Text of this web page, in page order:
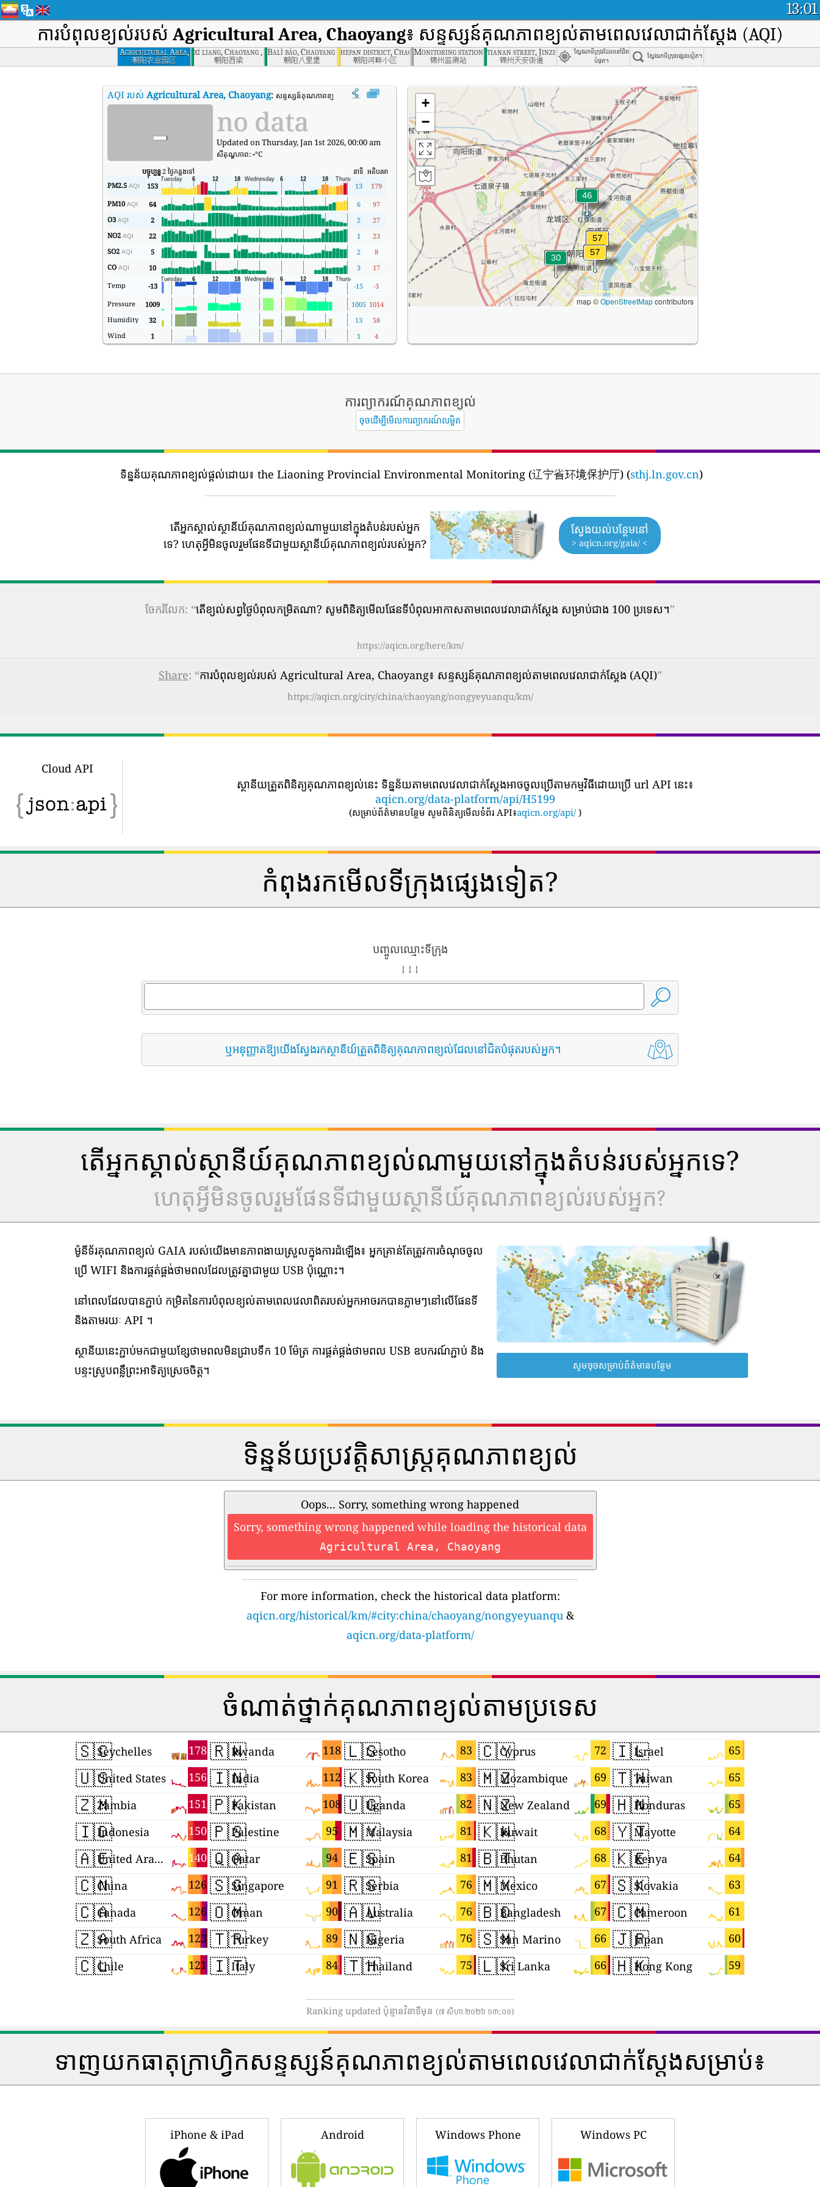
13:01
ការបំពុលខ្យល់របស់ Agricultural Area, Chaoyang៖ សន្ទស្សន៍គុណភាពខ្យល់តាមពេលវេលាជាក់ស្តែង (AQI)
Agricultural Area,
Chaoyang
朝阳农业园区
xī liang, Chaoyang , Chaoyang
朝阳西梁
Balǐ bǎo, Chaoyang , Chaoyang
朝阳八里堡
hepan district, Chaoyang , Chaoyang
朝阳河畔小区
Monitoring station, Jinzhou
锦州监测站
tianan street, Jinzhou , Jinzhou
锦州天安街道
ស្វែងរកទីក្រុងដែលនៅជិត
បំផុត។
ស្វែងរកទីក្រុងផ្សេងទៀត។
AQI របស់ Agricultural Area, Chaoyang: សន្ទស្សន៍គុណភាពខ្យល់តាមពេលវេលាពិតរបស់ Agricultural Area, Chaoyang (AQI)។
- no data
Updated on Thursday, Jan 1st 2026, 00:00 am
សីតុណ្ហភាព:-°C
បច្ចុប្បន្ន2 ថ្ងៃកន្លងទៅ នាទី អតិបរមា
PM2.5 AQI 153 13
179
PM10 AQI 64 6
97
O3 AQI 2 2
27
NO2 AQI 22 1
23
SO2 AQI 5 2
8
CO AQI 10 3
17
Temp
-13 -15
-3
Pressure
1009 1005 1014
Humidity
32 13
58
Wind
1 1 4
+
−
map ©OpenStreetMapcontributors
ការព្យាករណ៍គុណភាពខ្យល់
ចុចដើម្បីមើលការព្យាករណ៍លម្អិត
ទិន្នន័យគុណភាពខ្យល់ផ្តល់ដោយ៖ the Liaoning Provincial Environmental Monitoring (辽宁省环境保护厅) (sthj.ln.gov.cn)
តើអ្នកស្គាល់ស្ថានីយ៍គុណភាពខ្យល់ណាមួយនៅក្នុងតំបន់របស់អ្នក
ទេ? ហេតុអ្វីមិនចូលរួមផែនទីជាមួយស្ថានីយ៍គុណភាពខ្យល់របស់អ្នក?
ស្វែងយល់បន្ថែមនៅ
> aqicn.org/gaia/ <
ចែករំលែក: “តើ​ខ្យល់​សព្វថ្ងៃ​បំពុល​កម្រិត​ណា? សូមពិនិត្យមើលផែនទីបំពុលអាកាសតាមពេលវេលាជាក់ស្តែង សម្រាប់ជាង 100 ប្រទេស។”
https://aqicn.org/here/km/
Share: “ការបំពុលខ្យល់របស់ Agricultural Area, Chaoyang៖ សន្ទស្សន៍គុណភាពខ្យល់តាមពេលវេលាជាក់ស្តែង (AQI)”
https://aqicn.org/city/china/chaoyang/nongyeyuanqu/km/
Cloud API
ស្ថានីយត្រួតពិនិត្យគុណភាពខ្យល់នេះ ទិន្នន័យតាមពេលវេលាជាក់ស្តែងអាចចូលប្រើតាមកម្មវិធីដោយប្រើ url API នេះ៖
aqicn.org/data-platform/api/H5199
(សម្រាប់ព័ត៌មានបន្ថែម សូមពិនិត្យមើលទំព័រ API៖aqicn.org/api/ )
កំពុងរកមើលទីក្រុងផ្សេងទៀត?
បញ្ចូលឈ្មោះទីក្រុង
↓ ↓ ↓
ឬអនុញ្ញាតឱ្យយើងស្វែងរកស្ថានីយ៍ត្រួតពិនិត្យគុណភាពខ្យល់ដែលនៅជិតបំផុតរបស់អ្នក។
តើអ្នកស្គាល់ស្ថានីយ៍គុណភាពខ្យល់ណាមួយនៅក្នុងតំបន់របស់អ្នកទេ?
ហេតុអ្វីមិនចូលរួមផែនទីជាមួយស្ថានីយ៍គុណភាពខ្យល់របស់អ្នក?
ម៉ូនីទ័រគុណភាពខ្យល់ GAIA របស់យើងមានភាពងាយស្រួលក្នុងការដំឡើង៖ អ្នកគ្រាន់តែត្រូវការចំណុចចូល
ប្រើ WIFI និងការផ្គត់ផ្គង់ថាមពលដែលត្រូវគ្នាជាមួយ USB ប៉ុណ្ណោះ។
នៅពេលដែលបានភ្ជាប់ កម្រិតនៃការបំពុលខ្យល់តាមពេលវេលាពិតរបស់អ្នកអាចរកបានភ្លាមៗនៅលើផែនទី
និងតាមរយៈ API ។
ស្ថានីយនេះភ្ជាប់មកជាមួយខ្សែថាមពលមិនជ្រាបទឹក 10 ម៉ែត្រ ការផ្គត់ផ្គង់ថាមពល USB ឧបករណ៍ភ្ជាប់ និង
បន្ទះស្រូបពន្លឺព្រះអាទិត្យស្រេចចិត្ត។
សូមចុចសម្រាប់ព័ត៌មានបន្ថែម
ទិន្នន័យប្រវត្តិសាស្រ្តគុណភាពខ្យល់
Oops... Sorry, something wrong happened
Sorry, something wrong happened while loading the historical data
Agricultural Area, Chaoyang
For more information, check the historical data platform:
aqicn.org/historical/km/#city:china/chaoyang/nongyeyuanqu&
aqicn.org/data-platform/
ចំណាត់ថ្នាក់គុណភាពខ្យល់តាមប្រទេស
🇸🇨 178
Seychelles
🇺🇸 156
United States
🇿🇲 151
Zambia
🇮🇩 150
Indonesia
🇦🇪 140
United Arab Emirates
🇨🇳 126
China
🇨🇦 126
Canada
🇿🇦 123
South Africa
🇨🇱 121
Chile
🇷🇼 118
Rwanda
🇮🇳 112
India
🇵🇰 108
Pakistan
🇵🇸 95
Palestine
🇶🇦 94
Qatar
🇸🇬 91
Singapore
🇴🇲 90
Oman
🇹🇷 89
Turkey
🇮🇹 84
Italy
🇱🇸 83
Lesotho
🇰🇷 83
South Korea
🇺🇬 82
Uganda
🇲🇾 81
Malaysia
🇪🇸 81
Spain
🇷🇸 76
Serbia
🇦🇺 76
Australia
🇳🇬 76
Nigeria
🇹🇭 75
Thailand
🇨🇾 72
Cyprus
🇲🇿 69
Mozambique
🇳🇿 69
New Zealand
🇰🇼 68
Kuwait
🇧🇹 68
Bhutan
🇲🇽 67
Mexico
🇧🇩 67
Bangladesh
🇸🇲 66
San Marino
🇱🇰 66
Sri Lanka
🇮🇱 65
Israel
🇹🇼 65
Taiwan
🇭🇳 65
Honduras
🇾🇹 64
Mayotte
🇰🇪 64
Kenya
🇸🇰 63
Slovakia
🇨🇲 61
Cameroon
🇯🇵 60
Japan
🇭🇰 59
Hong Kong
Ranking updated ប៉ុន្មានវិនាទីមុន (៧ សីហា ២០២៦ ១៣:០១)
ទាញយកធាតុក្រាហ្វិកសន្ទស្សន៍គុណភាពខ្យល់តាមពេលវេលាជាក់ស្តែងសម្រាប់៖
iPhone & iPad Android Windows Phone Windows PC